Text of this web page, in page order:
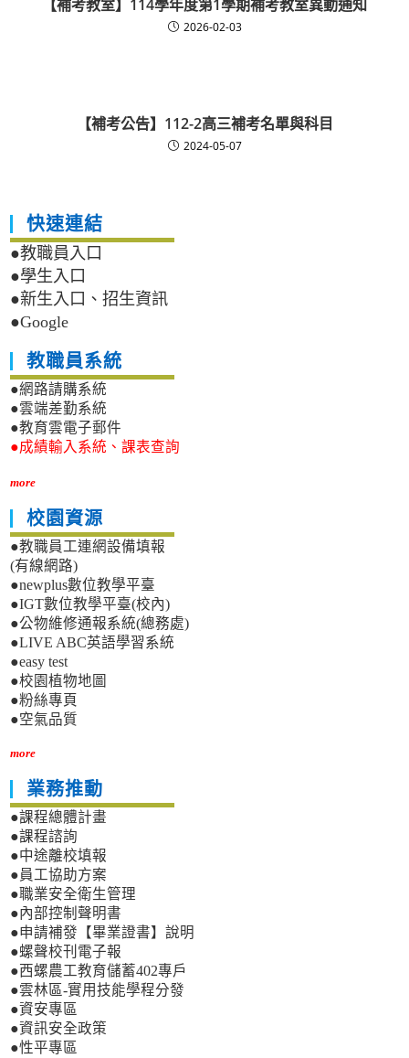
【補考教室】114學年度第1學期補考教室異動通知
2026-02-03
【補考公告】112-2高三補考名單與科目
2024-05-07
快速連結
●教職員入口
●學生入口
●新生入口、招生資訊
●Google
教職員系統
●網路請購系統
●雲端差勤系統
●教育雲電子郵件
●成績輸入系統、課表查詢
more
校園資源
●教職員工連網設備填報
(有線網路)
●newplus數位教學平臺
●IGT數位教學平臺(校內)
●公物維修通報系統(總務處)
●LIVE ABC英語學習系統
●easy test
●校園植物地圖
●粉絲專頁
●空氣品質
more
業務推動
●課程總體計畫
●課程諮詢
●中途離校填報
●員工協助方案
●職業安全衛生管理
●內部控制聲明書
●申請補發【畢業證書】說明
●螺聲校刊電子報
●西螺農工教育儲蓄402專戶
●雲林區-實用技能學程分發
●資安專區
●資訊安全政策
●性平專區